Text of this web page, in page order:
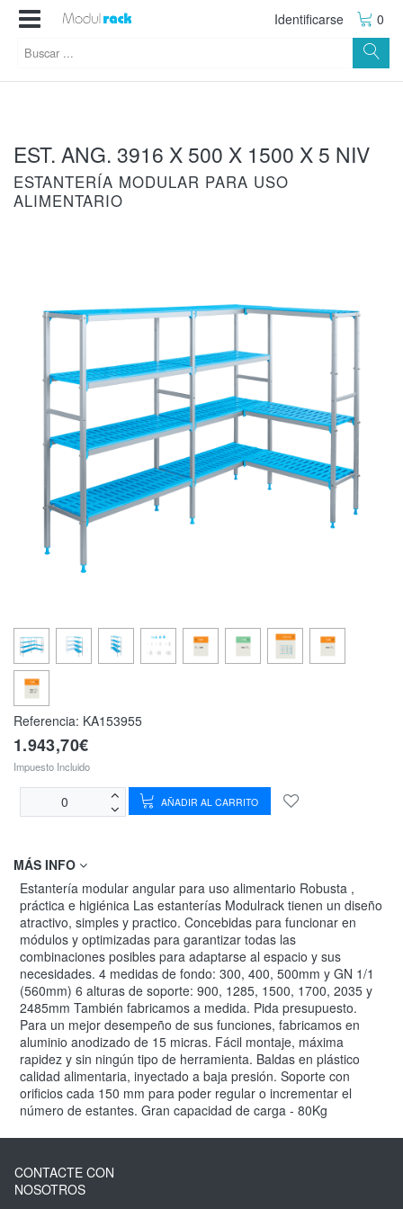
Identificarse 0
EST. ANG. 3916 X 500 X 1500 X 5 NIV
ESTANTERÍA MODULAR PARA USO
ALIMENTARIO
Referencia: KA153955
1.943,70€
Impuesto Incluido
AÑADIR AL CARRITO
MÁS INFO
Estantería modular angular para uso alimentario Robusta ,
práctica e higiénica Las estanterías Modulrack tienen un diseño
atractivo, simples y practico. Concebidas para funcionar en
módulos y optimizadas para garantizar todas las
combinaciones posibles para adaptarse al espacio y sus
necesidades. 4 medidas de fondo: 300, 400, 500mm y GN 1/1
(560mm) 6 alturas de soporte: 900, 1285, 1500, 1700, 2035 y
2485mm También fabricamos a medida. Pida presupuesto.
Para un mejor desempeño de sus funciones, fabricamos en
aluminio anodizado de 15 micras. Fácil montaje, máxima
rapidez y sin ningún tipo de herramienta. Baldas en plástico
calidad alimentaria, inyectado a baja presión. Soporte con
orificios cada 150 mm para poder regular o incrementar el
número de estantes. Gran capacidad de carga - 80Kg
CONTACTE CON
NOSOTROS